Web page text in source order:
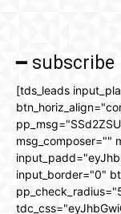
━ subscribe
[tds_leads
msg_composer=""
input_border="0"